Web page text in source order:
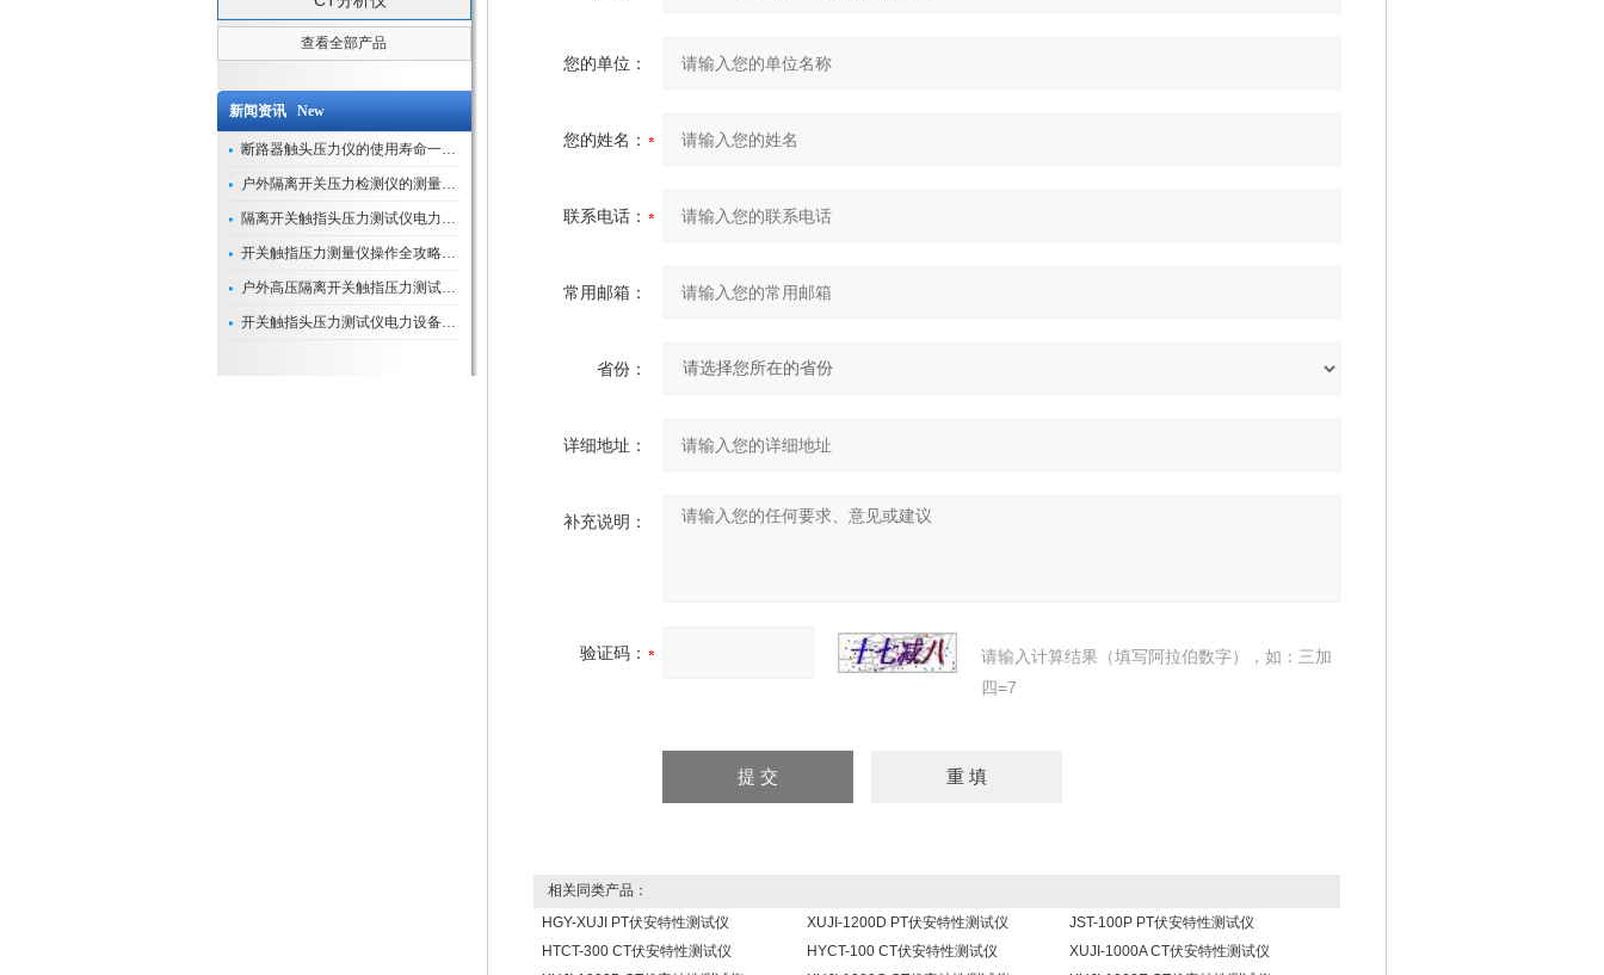
查看全部产品
新闻资讯 New
断路器触头压力仪的使用寿命一般是多久？
户外隔离开关压力检测仪的测量数据如何与GIS系统对接实现智能化运维？
隔离开关触指头压力测试仪电力系统安全运行的“定海神针”
开关触指压力测量仪操作全攻略：从准备到精准测量的实战指南
户外高压隔离开关触指压力测试仪的作用与价值
开关触指头压力测试仪电力设备安全的“隐形守护者”
您的单位：
您的姓名：
联系电话：
常用邮箱：
省份：
详细地址：
补充说明：
验证码：
请输入计算结果（填写阿拉伯数字），如：三加
四=7
相关同类产品：
HGY-XUJI PT伏安特性测试仪
XUJI-1200D PT伏安特性测试仪
JST-100P PT伏安特性测试仪
HTCT-300 CT伏安特性测试仪
HYCT-100 CT伏安特性测试仪
XUJI-1000A CT伏安特性测试仪